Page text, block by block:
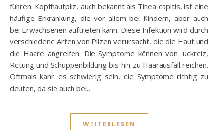
führen. Kopfhautpilz, auch bekannt als Tinea capitis, ist eine
häufige Erkrankung, die vor allem bei Kindern, aber auch
bei Erwachsenen auftreten kann. Diese Infektion wird durch
verschiedene Arten von Pilzen verursacht, die die Haut und
die Haare angreifen. Die Symptome können von Juckreiz,
Rötung und Schuppenbildung bis hin zu Haarausfall reichen.
Oftmals kann es schwierig sein, die Symptome richtig zu
deuten, da sie auch bei…
WEITERLESEN